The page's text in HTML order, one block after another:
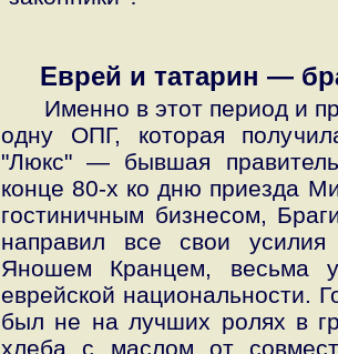
Еврей и татарин —
Именно в этот период и
одну ОПГ, которая
"Люкс" — бывшая
конце 80-х ко дню приезда
гостиничным бизнесом,
направил все свои
Яношем Кранцем, весьма
еврейской национальности.
был не на лучших ролях в
хлеба с маслом от